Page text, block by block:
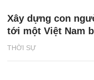
THỜI SỰ
Xây dựng con
tới một Việt Nam